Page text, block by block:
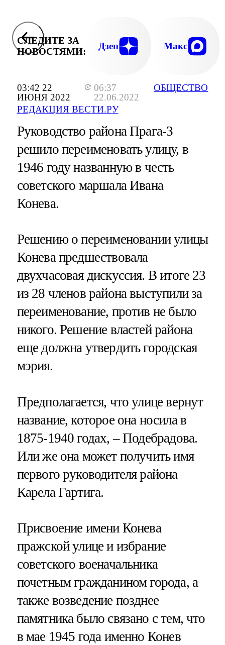
03:42 22
ИЮНЯ 2022
06:37
22.06.2022
РЕДАКЦИЯ ВЕСТИ.РУ
ОБЩЕСТВО
СЛЕДИТЕ ЗА
НОВОСТЯМИ:
Дзен Макс
Руководство района Прага-3
решило переименовать улицу, в
1946 году названную в честь
советского маршала Ивана
Конева.
Решению о переименовании улицы
Конева предшествовала
двухчасовая дискуссия. В итоге 23
из 28 членов района выступили за
переименование, против не было
никого. Решение властей района
еще должна утвердить городская
мэрия.
Предполагается, что улице вернут
название, которое она носила в
1875-1940 годах, – Подебрадова.
Или же она может получить имя
первого руководителя района
Карела Гартига.
Присвоение имени Конева
пражской улице и избрание
советского военачальника
почетным гражданином города, а
также возведение позднее
памятника было связано с тем, что
в мае 1945 года именно Конев